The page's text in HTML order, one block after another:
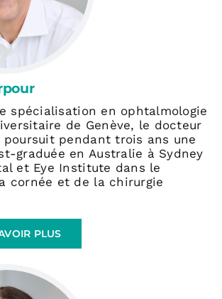
spécialisation en ophtalmologie
de Genève, le docteur
poursuit pendant trois ans une
graduée en Australie à Sydney
et Eye Institute dans le
cornée et de la chirurgie
PLUS